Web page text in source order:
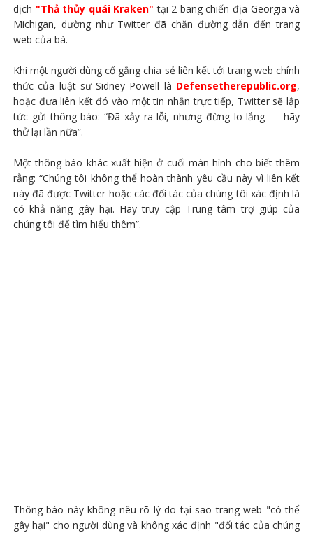
dịch "Thả thủy quái Kraken" tại 2 bang chiến địa Georgia và
Michigan, dường như Twitter đã chặn đường dẫn đến trang
web của bà.
Khi một người dùng cố gắng chia sẻ liên kết tới trang web chính
thức của luật sư Sidney Powell là Defensetherepublic.org,
hoặc đưa liên kết đó vào một tin nhắn trực tiếp, Twitter sẽ lập
tức gửi thông báo: “Đã xảy ra lỗi, nhưng đừng lo lắng — hãy
thử lại lần nữa”.
Một thông báo khác xuất hiện ở cuối màn hình cho biết thêm
rằng: “Chúng tôi không thể hoàn thành yêu cầu này vì liên kết
này đã được Twitter hoặc các đối tác của chúng tôi xác định là
có khả năng gây hại. Hãy truy cập Trung tâm trợ giúp của
chúng tôi để tìm hiểu thêm”.
Thông báo này không nêu rõ lý do tại sao trang web "có thể
gây hại" cho người dùng và không xác định "đối tác của chúng